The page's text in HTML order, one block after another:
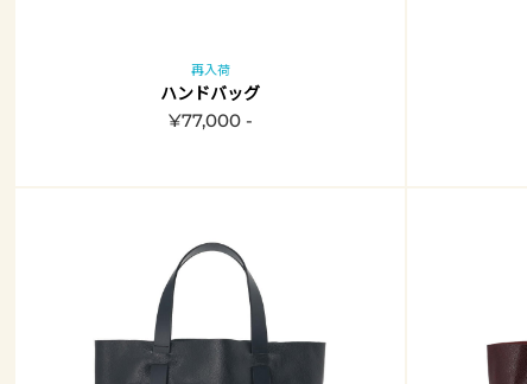
再入荷
ハンドバッグ
¥77,000 -